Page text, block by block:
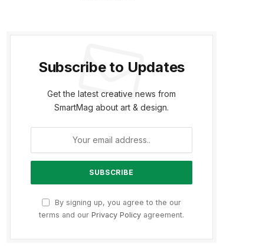
Subscribe to Updates
Get the latest creative news from
SmartMag about art & design.
By signing up, you agree to the our
terms and our Privacy Policy agreement.